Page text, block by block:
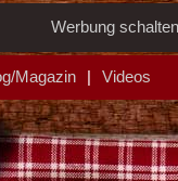
Werbung schalten
Magazin Videos